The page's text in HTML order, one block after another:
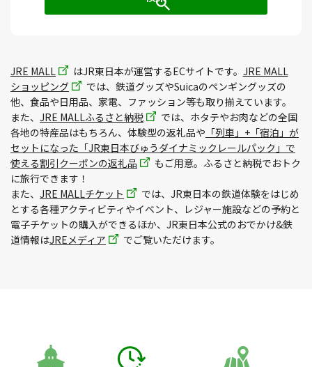
JRE MALL はJR東日本が運営するECサイトです。 JRE MALL
ショッピング
では、鉄道グッズやSuicaのペンギングッズの
他、食品や日用品、家電、ファッション等も取り揃えています。
また、 JRE MALLふるさと納税
では、ホタテやお肉などの全国
各地の特産品はもちろん、体験型の返礼品や 「列車」+「宿泊」が
セットになった「JR東日本びゅうダイナミックレールパック」で
使える割引クーポンの返礼品
もご用意。ふるさと納税でおトク
に旅行できます！
また、 JRE MALLチケット
では、JR東日本の鉄道体験をはじめ
とする各種アクティビティやイベント、レジャー施設などの予約と
電子チケットの購入ができるほか、JR東日本公式のおでかけ&鉄
道情報はJREメディア でご覧いただけます。